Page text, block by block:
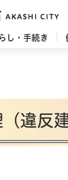
し・手続き
違反